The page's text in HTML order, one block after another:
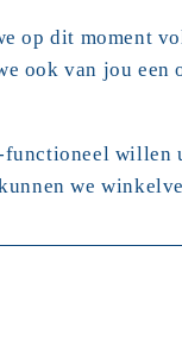
op dit moment
ook van jou een
willen
we